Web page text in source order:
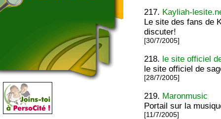
217. Kayliah-
Le site des fans de
discuter!
[30/7/2005]
218. le site officiel
le site officiel de
[28/7/2005]
219. Maronmusic
Portail sur la
[11/7/2005]